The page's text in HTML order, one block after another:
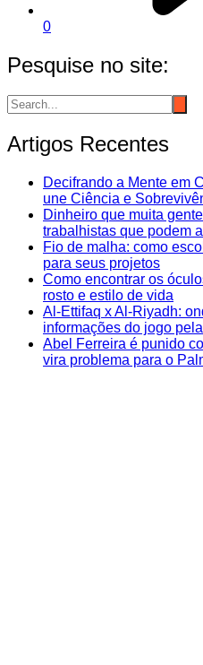
0
Pesquise no site:
Artigos Recentes
Decifrando a Mente em
une Ciência e
Dinheiro que muita
trabalhistas que podem
Fio de malha: como
para seus projetos
Como encontrar os
rosto e estilo de vida
Al-Ettifaq x Al-Riyadh:
informações do jogo
Abel Ferreira é punido
vira problema para o